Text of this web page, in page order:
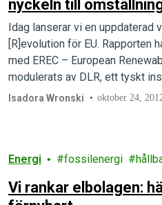
nyckeln till
Idag lanserar vi en uppdaterad
[R]evolution för EU. Rapporten
med EREC – European
modulerats av DLR, ett tyskt
termodynamik.
Isadora Wronski oktober 24,
Energi fossilenergi
Vi rankar elbolagen: